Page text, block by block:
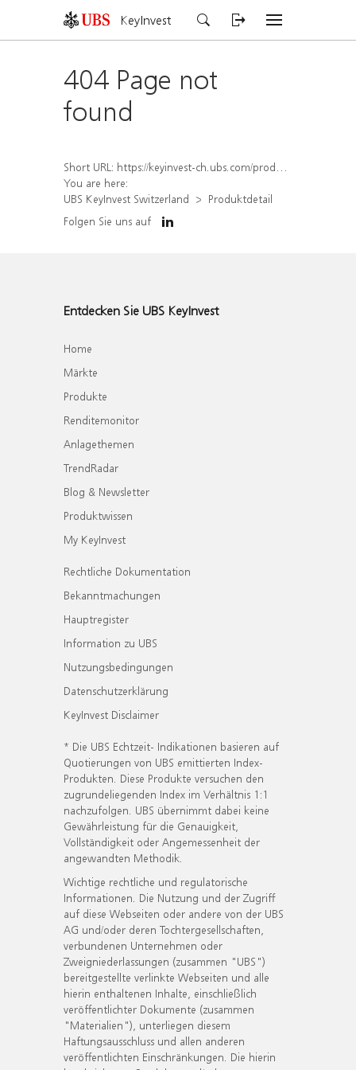
KeyInvest
404 Page not
found
Short URL: https://keyinvest-ch.ubs.com/produkt/detail/index/isin/CH1570364435
You are here:
UBS KeyInvest Switzerland
Produktdetail
Folgen Sie uns auf
Entdecken Sie UBS KeyInvest
Home
Märkte
Produkte
Renditemonitor
Anlagethemen
TrendRadar
Blog & Newsletter
Produktwissen
My KeyInvest
Rechtliche Dokumentation
Bekanntmachungen
Hauptregister
Information zu UBS
Nutzungsbedingungen
Datenschutzerklärung
KeyInvest Disclaimer
* Die UBS Echtzeit- Indikationen basieren auf
Quotierungen von UBS emittierten Index-
Produkten. Diese Produkte versuchen den
zugrundeliegenden Index im Verhältnis 1:1
nachzufolgen. UBS übernimmt dabei keine
Gewährleistung für die Genauigkeit,
Vollständigkeit oder Angemessenheit der
angewandten Methodik.
Wichtige rechtliche und regulatorische
Informationen. Die Nutzung und der Zugriff
auf diese Webseiten oder andere von der UBS
AG und/oder deren Tochtergesellschaften,
verbundenen Unternehmen oder
Zweigniederlassungen (zusammen "UBS")
bereitgestellte verlinkte Webseiten und alle
hierin enthaltenen Inhalte, einschließlich
veröffentlichter Dokumente (zusammen
"Materialien"), unterliegen diesem
Haftungsausschluss und allen anderen
veröffentlichten Einschränkungen. Die hierin